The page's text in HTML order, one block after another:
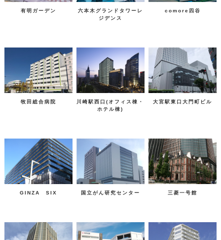
有明ガーデン
六本木グランドタワーレ
ジデンス
comore四谷
牧田総合病院
川崎駅西口(オフィス棟・
ホテル棟)
大宮駅東口大門町ビル
GINZA SIX 国立がん研究センター 三菱一号館